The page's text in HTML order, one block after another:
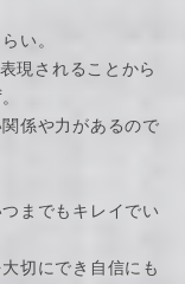
い。
現されることから
係や力があるので
までもキレイでい
切にでき自信にも